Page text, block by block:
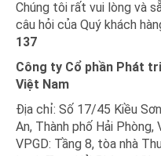
Chúng tôi rất vui lòng và
câu hỏi của Quý khách
137
Công ty Cổ phần Phát
Việt Nam
Địa chỉ: Số 17/45 Kiều
An, Thành phố Hải Phòng,
VPGD: Tầng 8, tòa nhà